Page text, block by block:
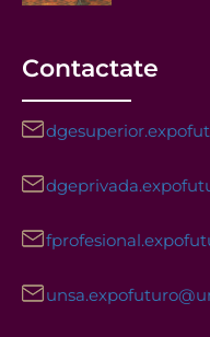
Contactate